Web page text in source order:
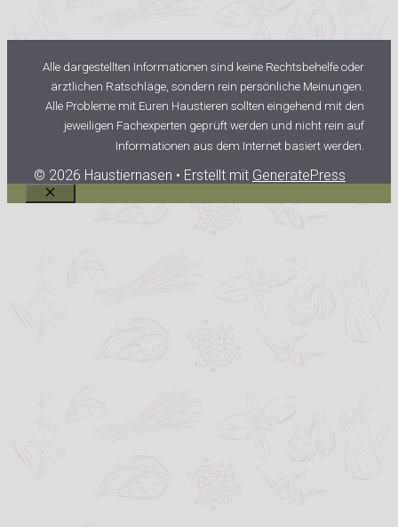
Alle dargestellten Informationen sind keine Rechtsbehelfe oder
ärztlichen Ratschläge, sondern rein persönliche Meinungen.
Alle Probleme mit Euren Haustieren sollten eingehend mit den
jeweiligen Fachexperten geprüft werden und nicht rein auf
Informationen aus dem Internet basiert werden.
© 2026 Haustiernasen • Erstellt mit GeneratePress
Schließen